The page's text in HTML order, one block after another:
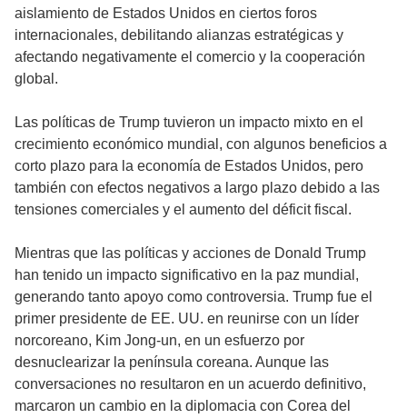
aislamiento de Estados Unidos en ciertos foros
internacionales, debilitando alianzas estratégicas y
afectando negativamente el comercio y la cooperación
global.
Las políticas de Trump tuvieron un impacto mixto en el
crecimiento económico mundial, con algunos beneficios a
corto plazo para la economía de Estados Unidos, pero
también con efectos negativos a largo plazo debido a las
tensiones comerciales y el aumento del déficit fiscal.
Mientras que las políticas y acciones de Donald Trump
han tenido un impacto significativo en la paz mundial,
generando tanto apoyo como controversia. Trump fue el
primer presidente de EE. UU. en reunirse con un líder
norcoreano, Kim Jong-un, en un esfuerzo por
desnuclearizar la península coreana. Aunque las
conversaciones no resultaron en un acuerdo definitivo,
marcaron un cambio en la diplomacia con Corea del